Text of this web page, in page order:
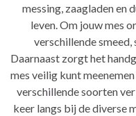
messing, zaagladen en
leven. Om jouw mes
verschillende smeed,
Daarnaast zorgt het
mes veilig kunt
verschillende soorten
keer langs bij de diverse